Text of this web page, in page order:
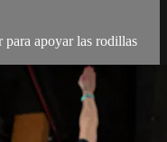
apoyar las rodillas